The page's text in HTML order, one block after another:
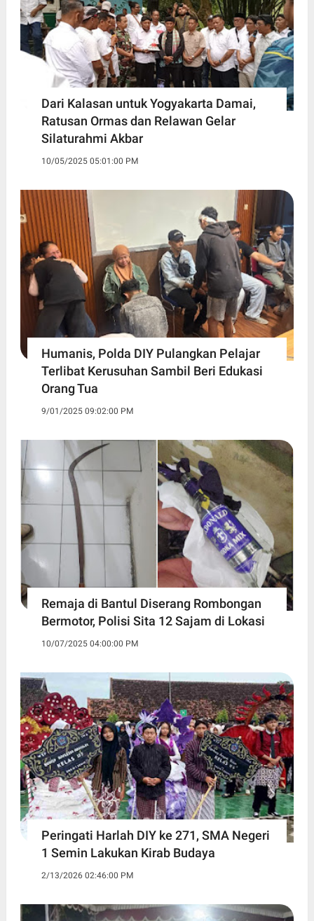
Dari Kalasan untuk Yogyakarta Damai,
Ratusan Ormas dan Relawan Gelar
Silaturahmi Akbar
10/05/2025 05:01:00 PM
Humanis, Polda DIY Pulangkan Pelajar
Terlibat Kerusuhan Sambil Beri Edukasi
Orang Tua
9/01/2025 09:02:00 PM
Remaja di Bantul Diserang Rombongan
Bermotor, Polisi Sita 12 Sajam di Lokasi
10/07/2025 04:00:00 PM
Peringati Harlah DIY ke 271, SMA Negeri
1 Semin Lakukan Kirab Budaya ‎
2/13/2026 02:46:00 PM